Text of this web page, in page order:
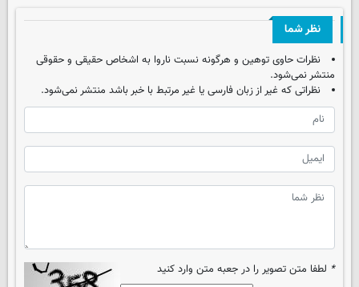
نظر شما
نظرات حاوی توهین و هرگونه نسبت ناروا به اشخاص حقیقی و حقوقی
منتشر نمی‌شود.
نظراتی که غیر از زبان فارسی یا غیر مرتبط با خبر باشد منتشر نمی‌شود.
* لطفا متن تصویر را در جعبه متن وارد کنید